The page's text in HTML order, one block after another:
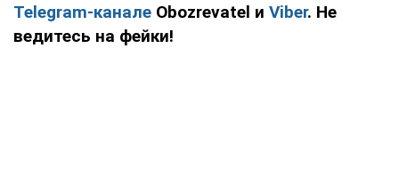
Telegram-канале Obozrevatel и Viber. Не
ведитесь на фейки!